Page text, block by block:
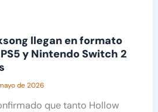
llegan en formato
y Nintendo Switch 2
de 2026
que tanto Hollow